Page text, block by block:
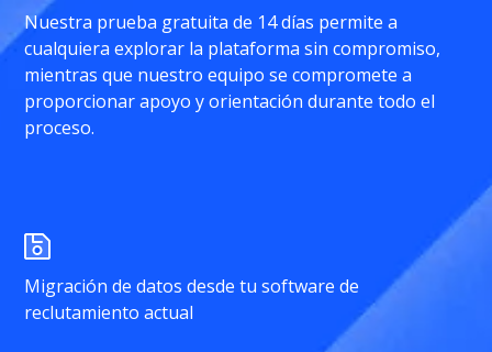
Nuestra prueba gratuita de 14 días permite a
cualquiera explorar la plataforma sin compromiso,
mientras que nuestro equipo se compromete a
proporcionar apoyo y orientación durante todo el
proceso.
Migración de datos desde tu software de
reclutamiento actual